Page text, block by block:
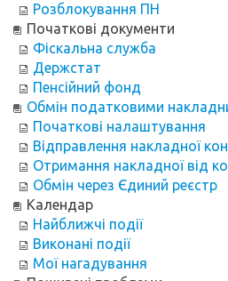
Розблокування ПН
Початкові документи
Фіскальна служба
Держстат
Пенсійний фонд
Обмін податковими
Початкові налаштування
Відправлення накладної
Отримання накладної від
Обмін через Єдиний реєстр
Календар
Найближчі події
Виконані події
Мої нагадування